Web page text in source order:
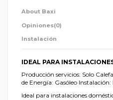
About Baxi
Opiniones(0)
Instalación
IDEAL PARA
Producción servicios: Solo
de Energía: Gasóleo Instalación:
Ideal para instalaciones